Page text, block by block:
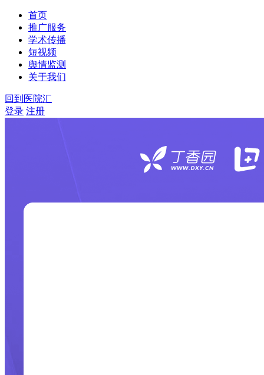
首页
推广服务
学术传播
短视频
舆情监测
关于我们
回到医院汇
登录 注册